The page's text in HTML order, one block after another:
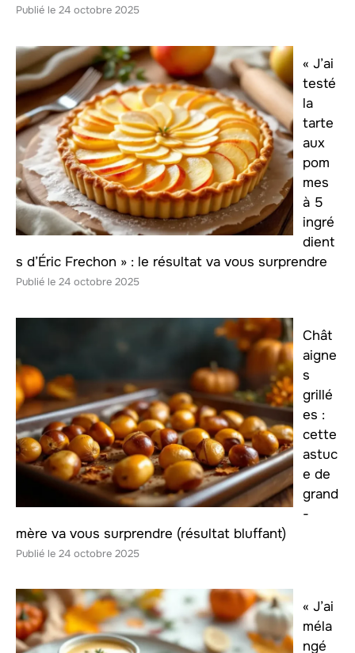
24 octobre 2025
« J’ai
testé
la
tarte
aux
pom
mes
à 5
ingré
dient
s d’Éric Frechon » : le résultat va vous surprendre
24 octobre 2025
Chât
aigne
s
grillé
es :
cette
astuc
e de
grand
-
mère va vous surprendre (résultat bluffant)
24 octobre 2025
« J’ai
méla
ngé